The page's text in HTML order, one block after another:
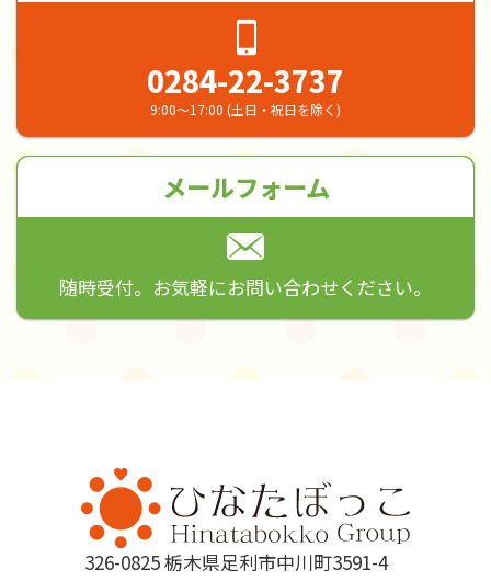
0284-22-3737
9:00～17:00 (土日・祝日を除く)
メールフォーム
随時受付。お気軽にお問い合わせください。
326-0825 栃木県足利市中川町3591-4